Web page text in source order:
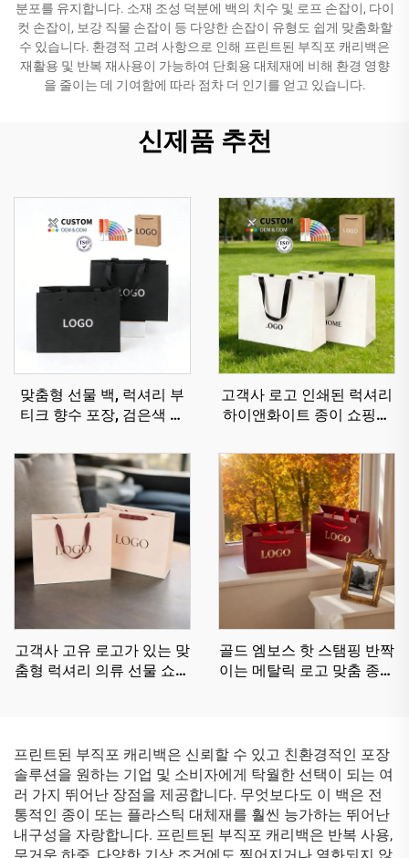
분포를 유지합니다. 소재 조성 덕분에 백의 치수 및 로프 손잡이, 다이
컷 손잡이, 보강 직물 손잡이 등 다양한 손잡이 유형도 쉽게 맞춤화할
수 있습니다. 환경적 고려 사항으로 인해 프린트된 부직포 캐리백은
재활용 및 반복 재사용이 가능하여 단회용 대체재에 비해 환경 영향
을 줄이는 데 기여함에 따라 점차 더 인기를 얻고 있습니다.
신제품 추천
맞춤형 선물 백, 럭셔리 부
티크 향수 포장, 검은색 웨
잡이 포함
고객사 로고 인쇄된 럭셔리
하이앤화이트 종이 쇼핑백
고객사 고유 로고가 있는 맞
춤형 럭셔리 의류 선물 쇼핑
골드 엠보스 핫 스탬핑 반짝
이는 메탈릭 로고 맞춤 종이
프린트된 부직포 캐리백은 신뢰할 수 있고 친환경적인 포장
솔루션을 원하는 기업 및 소비자에게 탁월한 선택이 되는 여
러 가지 뛰어난 장점을 제공합니다. 무엇보다도 이 백은 전
통적인 종이 또는 플라스틱 대체재를 훨씬 능가하는 뛰어난
내구성을 자랑합니다. 프린트된 부직포 캐리백은 반복 사용,